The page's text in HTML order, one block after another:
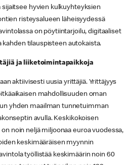
sijaitsee hyvien kulkuyhteyksien
risteysalueen läheisyydessä
on pöytiintarjoilu, digitaaliset
kahden tilauspisteen autokaista.
ja liiketoimintapaikkoja
aktiivisesti uusia yrittäjiä. Yrittäjyys
mahdollisuuden oman
yhden maailman tunnetuimman
avulla. Keskikokoisen
noin neljä miljoonaa euroa vuodessa,
keskimääräisen myynnin
työllistää keskimäärin noin 60